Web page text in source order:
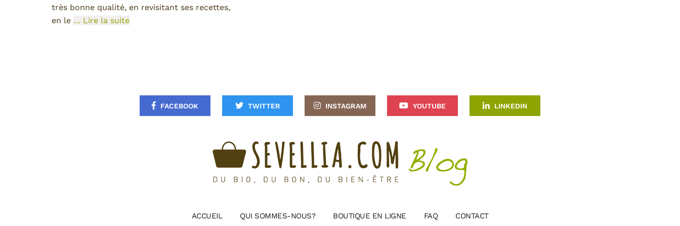
très bonne qualité, en revisitant ses recettes,
en le … Lire la suite
FACEBOOK TWITTER INSTAGRAM YOUTUBE LINKEDIN
ACCUEIL QUI SOMMES-NOUS? BOUTIQUE EN LIGNE FAQ CONTACT